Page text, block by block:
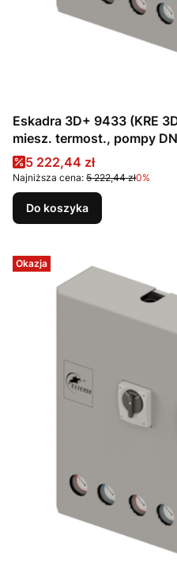
Eskadra 3D+ 9433 (KRE
miesz. termost., pompy
Cena promocyjna
5 222,44 zł
Najniższa cena: 5 222,44 zł0%
Do koszyka
Okazja